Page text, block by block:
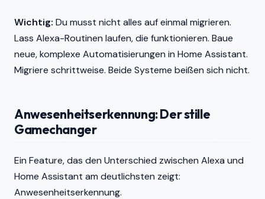
Wichtig: Du musst nicht alles auf einmal migrieren.
Lass Alexa-Routinen laufen, die funktionieren. Baue
neue, komplexe Automatisierungen in Home Assistant.
Migriere schrittweise. Beide Systeme beißen sich nicht.
Anwesenheitserkennung: Der stille
Gamechanger
Ein Feature, das den Unterschied zwischen Alexa und
Home Assistant am deutlichsten zeigt:
Anwesenheitserkennung.